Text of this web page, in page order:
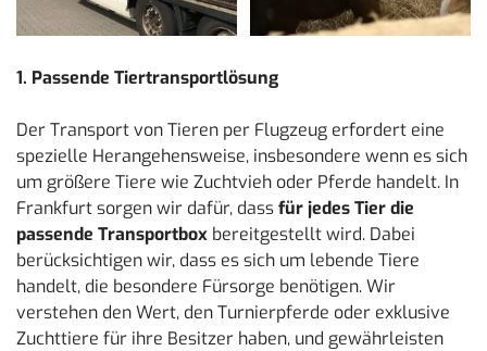
1. Passende Tiertransportlösung
Der Transport von Tieren per Flugzeug erfordert eine
spezielle Herangehensweise, insbesondere wenn es sich
um größere Tiere wie Zuchtvieh oder Pferde handelt. In
Frankfurt sorgen wir dafür, dassfür jedes Tier die
passende Transportbox bereitgestellt wird. Dabei
berücksichtigen wir, dass es sich um lebende Tiere
handelt, die besondere Fürsorge benötigen. Wir
verstehen den Wert, den Turnierpferde oder exklusive
Zuchttiere für ihre Besitzer haben, und gewährleisten